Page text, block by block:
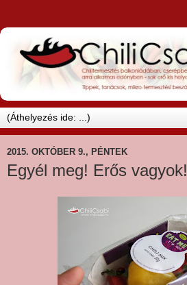
2015. OKTÓBER 9., PÉNTEK
Egyél meg! Erős vagyok!